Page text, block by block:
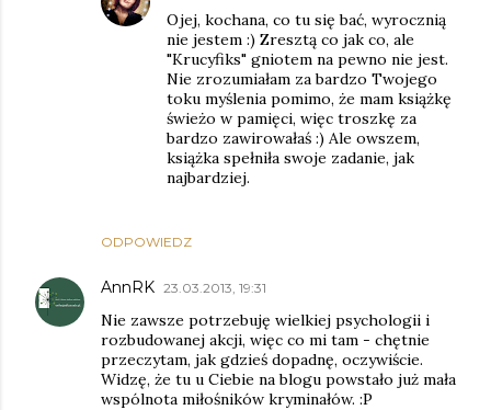
ODPOWIEDZ
Ojej, kochana, co tu się bać, wyrocznią
nie jestem :) Zresztą co jak co, ale
"Krucyfiks" gniotem na pewno nie jest.
Nie zrozumiałam za bardzo Twojego
toku myślenia pomimo, że mam książkę
świeżo w pamięci, więc troszkę za
bardzo zawirowałaś :) Ale owszem,
książka spełniła swoje zadanie, jak
najbardziej.
AnnRK 23.03.2013, 19:31
Nie zawsze potrzebuję wielkiej psychologii i
rozbudowanej akcji, więc co mi tam - chętnie
przeczytam, jak gdzieś dopadnę, oczywiście.
Widzę, że tu u Ciebie na blogu powstało już mała
wspólnota miłośników kryminałów. :P